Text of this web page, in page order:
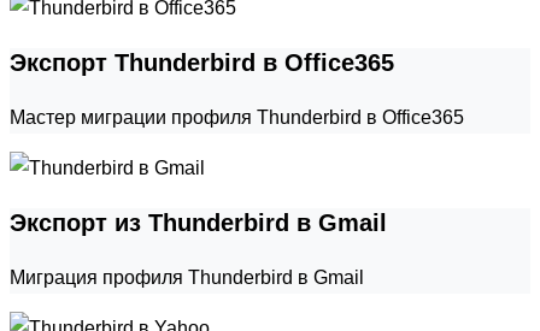
Экспорт Thunderbird в Office365
Мастер миграции профиля Thunderbird в Office365
Экспорт из Thunderbird в Gmail
Миграция профиля Thunderbird в Gmail